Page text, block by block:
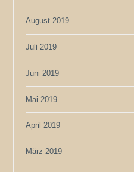
August 2019
Juli 2019
Juni 2019
Mai 2019
April 2019
März 2019